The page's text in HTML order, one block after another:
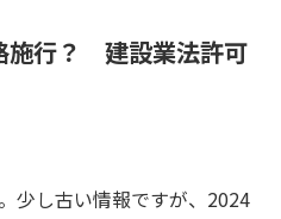
施行？ 建設業法許可
少し古い情報ですが、2024